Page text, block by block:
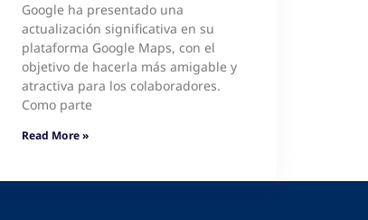
Google ha presentado una
actualización significativa en su
plataforma Google Maps, con el
objetivo de hacerla más amigable y
atractiva para los colaboradores.
Como parte
Read More »